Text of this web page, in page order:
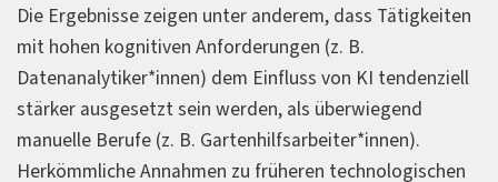
Die Ergebnisse zeigen unter anderem, dass Tätigkeiten
mit hohen kognitiven Anforderungen (z. B.
Datenanalytiker*innen) dem Einfluss von KI tendenziell
stärker ausgesetzt sein werden, als überwiegend
manuelle Berufe (z. B. Gartenhilfsarbeiter*innen).
Herkömmliche Annahmen zu früheren technologischen